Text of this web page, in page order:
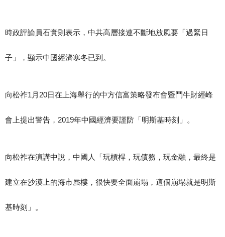
時政評論員石實則表示，中共高層接連不斷地放風要「過緊日
子」，顯示中國經濟寒冬已到。
向松祚1月20日在上海舉行的中方信富策略發布會暨鬥牛財經峰
會上提出警告，2019年中國經濟要謹防「明斯基時刻」。
向松祚在演講中說，中國人「玩槓桿，玩債務，玩金融，最終是
建立在沙漠上的海市蜃樓，很快要全面崩塌，這個崩塌就是明斯
基時刻」。